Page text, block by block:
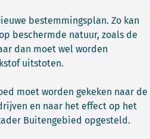
bestemmingsplan. Zo kan
beschermde natuur, zoals de
dan moet wel worden
uitstoten.
moet worden gekeken naar de
en naar het effect op het
Buitengebied opgesteld.